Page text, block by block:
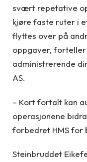
svært repetative
kjøre faste ruter i
flyttes over på
oppgaver, forteller
administrerende
AS.
– Kort fortalt kan
operasjonene
forbedret HMS for
Steinbruddet